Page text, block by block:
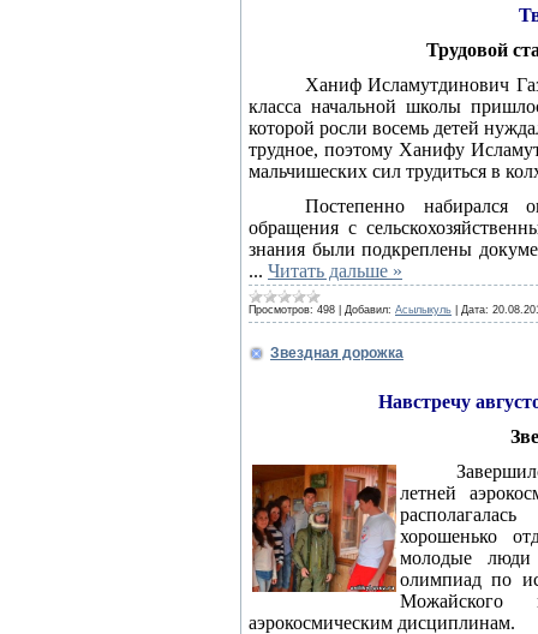
Трудовой
Ханиф Исламутдинович
класса начальной школы
которой росли восемь детей
трудное, поэтому Ханифу
мальчишеских сил трудиться в
Постепенно набирался
обращения с
знания были подкреплены
... Читать дальше »
Просмотров: 498 Добавил: Асылыкуль Дата:
Звездная дорожка
Навстречу
летней
хорошенько
молодые
олимпиад по
аэрокосмическим дисциплинам.